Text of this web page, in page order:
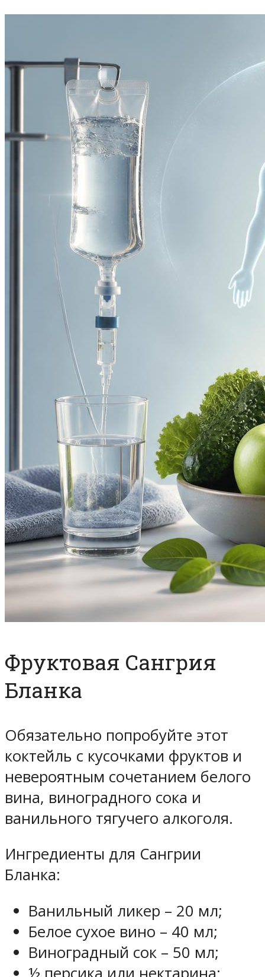
Фруктовая Сангрия
Бланка
Обязательно попробуйте этот
коктейль с кусочками фруктов и
невероятным сочетанием белого
вина, виноградного сока и
ванильного тягучего алкоголя.
Ингредиенты для Сангрии
Бланка:
Ванильный ликер – 20 мл;
Белое сухое вино – 40 мл;
Виноградный сок – 50 мл;